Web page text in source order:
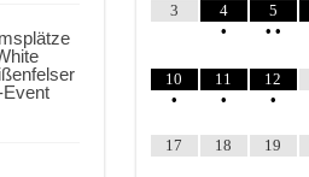
3
4
•
5
• •
10
•
11
•
12
•
17 18 19